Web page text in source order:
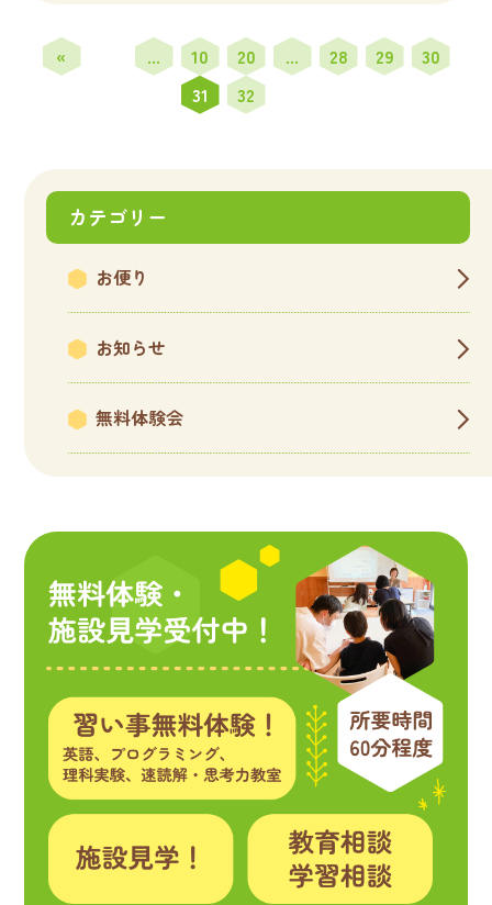
«
... 10 20 ... 28 29
30
31
32
カテゴリー
お便り
お知らせ
無料体験会